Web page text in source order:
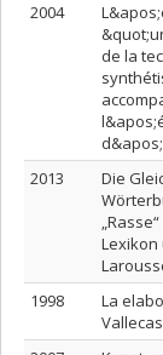
2004
de la
2013
Die
1998
La